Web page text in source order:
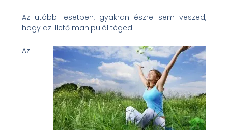
Az utóbbi esetben, gyakran észre sem veszed,
hogy az illető manipulál téged.
Az